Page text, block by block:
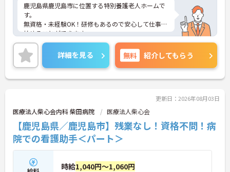
鹿児島県鹿児島市に位置する特別養護老人ホームで
す。
無資格・未経験OK！研修もあるので安心して仕事を
始めることができます。
マイカー通勤が可能なため、通勤に便利です。
ご興味をお持ちの方はお気軽にお問い合わせくださ
い。
詳細を見る 無料 紹介してもらう
更新日：2026年08月03日
医療法人柴心会内科 柴田病院 医療法人柴心会
【鹿児島県／鹿児島市】残業なし！資格不問！病
院での看護助手＜パート＞
時給1,040円～1,060円